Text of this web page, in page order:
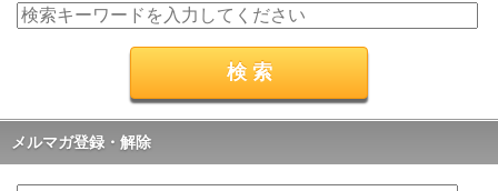
メルマガ登録・解除